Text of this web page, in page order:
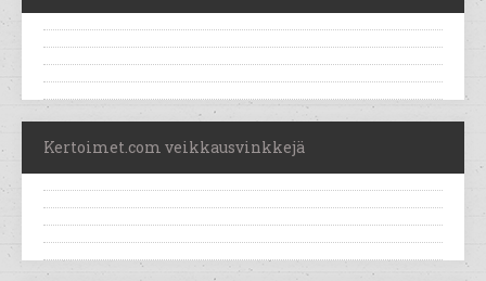
Kertoimet.com veikkausvinkkejä